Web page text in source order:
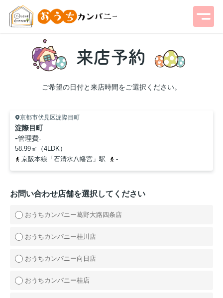
ご希望の日付と来店時間をご選択ください。
京都市伏見区淀際目町
淀際目町
-管理費-
58.99㎡（4LDK）
京阪本線「石清水八幡宮」駅
-
お問い合わせ店舗を選択してください
おうちカンパニー葛野大路四条店
おうちカンパニー桂川店
おうちカンパニー向日店
おうちカンパニー桂店